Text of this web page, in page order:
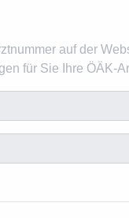
auf der
für Sie Ihre ÖÄK-